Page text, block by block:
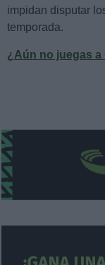
impidan disputar
temporada.
¿Aún no juegas a